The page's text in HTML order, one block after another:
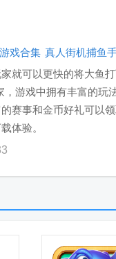
戏合集 真人街机捕鱼
就可以更快的将大鱼
游戏中拥有丰富的玩
赛事和金币好礼可以
体验。